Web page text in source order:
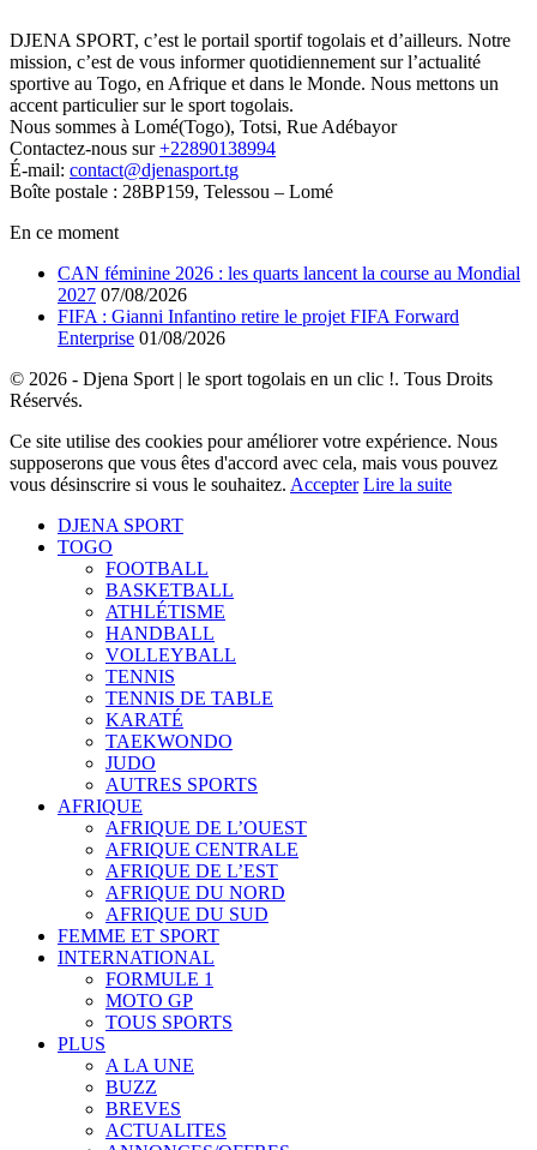
DJENA SPORT, c’est le portail sportif togolais et d’ailleurs. Notre
mission, c’est de vous informer quotidiennement sur l’actualité
sportive au Togo, en Afrique et dans le Monde. Nous mettons un
accent particulier sur le sport togolais.
Nous sommes à Lomé(Togo), Totsi, Rue Adébayor
Contactez-nous sur+22890138994
É-mail: contact@djenasport.tg
Boîte postale : 28BP159, Telessou – Lomé
En ce moment
CAN féminine 2026 : les quarts lancent la course au Mondial
2027 07/08/2026
FIFA : Gianni Infantino retire le projet FIFA Forward
Enterprise 01/08/2026
© 2026 - Djena Sport | le sport togolais en un clic !. Tous Droits
Réservés.
Ce site utilise des cookies pour améliorer votre expérience. Nous
supposerons que vous êtes d'accord avec cela, mais vous pouvez
vous désinscrire si vous le souhaitez. Accepter Lire la suite
DJENA SPORT
TOGO
FOOTBALL
BASKETBALL
ATHLÉTISME
HANDBALL
VOLLEYBALL
TENNIS
TENNIS DE TABLE
KARATÉ
TAEKWONDO
JUDO
AUTRES SPORTS
AFRIQUE
AFRIQUE DE L’OUEST
AFRIQUE CENTRALE
AFRIQUE DE L’EST
AFRIQUE DU NORD
AFRIQUE DU SUD
FEMME ET SPORT
INTERNATIONAL
FORMULE 1
MOTO GP
TOUS SPORTS
PLUS
A LA UNE
BUZZ
BREVES
ACTUALITES